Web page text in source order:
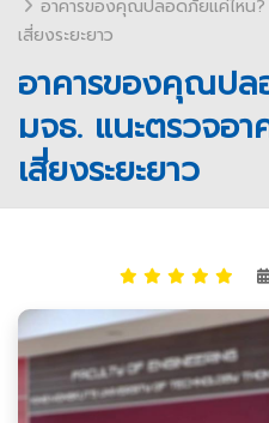
อาคารของคุณปลอดภัยแค่ไหน?
เสี่ยงระยะยาว
อาคารของคุณปล
มจธ. แนะตรวจอ
เสี่ยงระยะยาว